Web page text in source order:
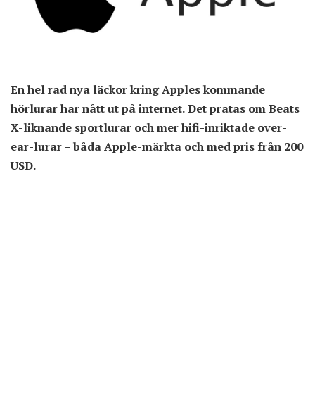
En hel rad nya läckor kring Apples kommande
hörlurar har nått ut på internet. Det pratas om Beats
X-liknande sportlurar och mer hifi-inriktade over-
ear-lurar – båda Apple-märkta och med pris från 200
USD.